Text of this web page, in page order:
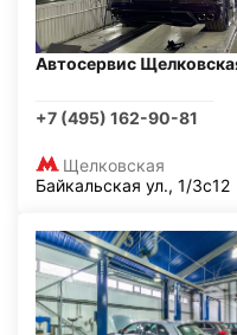
Автосервис
+7 (495) 162-90-81
Щелковская
Байкальская ул., 1/3с12